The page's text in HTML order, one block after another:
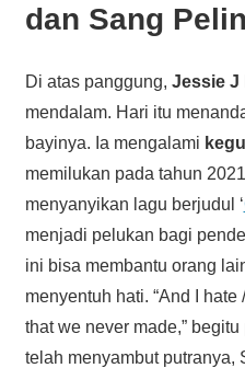
dan Sang
Di atas panggung, Jessie J
mendalam. Hari itu
bayinya. Ia mengalami
memilukan pada tahun
menyanyikan lagu berjudul ‘
menjadi pelukan bagi
ini bisa membantu orang
menyentuh hati. “And I
that we never made,”
telah menyambut putranya,